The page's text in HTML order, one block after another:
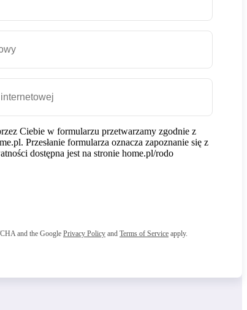
Ciebie w formularzu przetwarzamy zgodnie z
Przesłanie formularza oznacza zapoznanie się z
dostępna jest na stronie home.pl/rodo
and the Google Privacy Policy and Terms of Service apply.